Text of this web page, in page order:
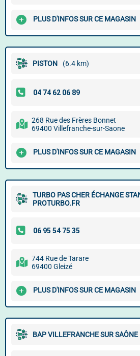
PLUS D'INFOS SUR CE MAGASIN
PISTON (6.4 km)
268 Rue des Frères Bonnet
69400 Villefranche-sur-Saone
PLUS D'INFOS SUR CE MAGASIN
TURBO PAS CHER ÉCHANGE
PROTURBO.FR
744 Rue de Tarare
69400 Gleizé
PLUS D'INFOS SUR CE MAGASIN
BAP VILLEFRANCHE SUR SAÔNE